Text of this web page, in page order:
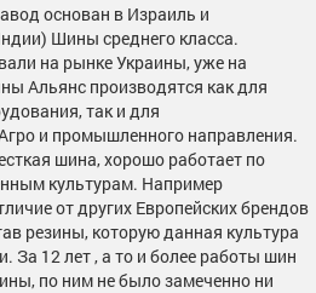
основан в Израиль и
Шины среднего класса.
на рынке Украины, уже на
Альянс производятся как для
так и для
и промышленного направления.
шина, хорошо работает по
культурам. Например
от других Европейских брендов
резины, которую данная культура
За 12 лет , а то и более работы шин
по ним не было замеченно ни